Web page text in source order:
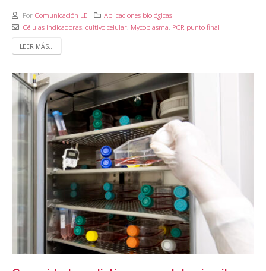
Por Comunicación LEI
Aplicaciones biológicas
Células indicadoras, cultivo celular, Mycoplasma, PCR punto final
LEER MÁS...